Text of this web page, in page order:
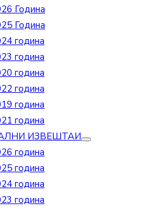
Година
Година
година
година
година
година
година
година
ИЗВЕШТАИ
година
година
година
година